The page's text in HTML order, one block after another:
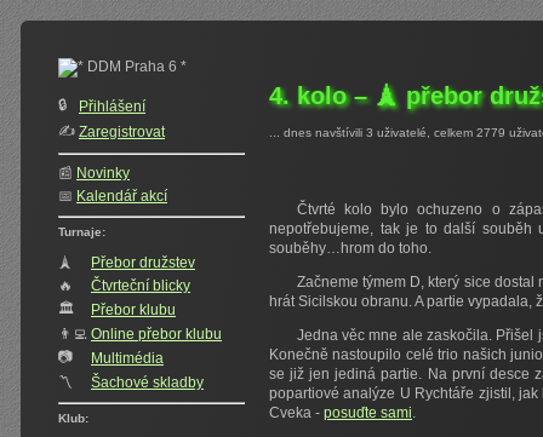
🔒
Přihlášení
✍️‍ Zaregistrovat
📰 Novinky
📅 Kalendář akcí
Turnaje:
🗼
Přebor družstev
🔥
Čtvrteční blicky
🏛
Přebor klubu
👨‍💻 Online přebor klubu
📷
Multimédia
〽️
Šachové skladby
Klub:
4. kolo – 🗼 přebor
... dnes navštívili 3 uživatelé, celkem 2779
Čtvrté kolo bylo ochuzeno o
nepotřebujeme, tak je to další souběh
souběhy…hrom do toho.
Začneme týmem D, který sice
hrát Sicilskou obranu. A partie
Jedna věc mne ale zaskočila. Přišel
Konečně nastoupilo celé trio našich
se již jen jediná partie. Na první desce
popartiové analýze U Rychtáře zjistil,
Cveka - posuďte sami.